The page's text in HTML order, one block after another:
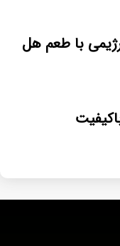
با طعم هل